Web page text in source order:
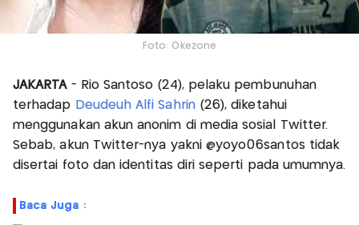
Foto: Okezone
JAKARTA- Rio Santoso (24), pelaku pembunuhan
terhadap Deudeuh Alfi Sahrin(26), diketahui
menggunakan akun anonim di media sosial Twitter.
Sebab, akun Twitter-nya yakni @yoyo06santos tidak
disertai foto dan identitas diri seperti pada umumnya.
Baca Juga :